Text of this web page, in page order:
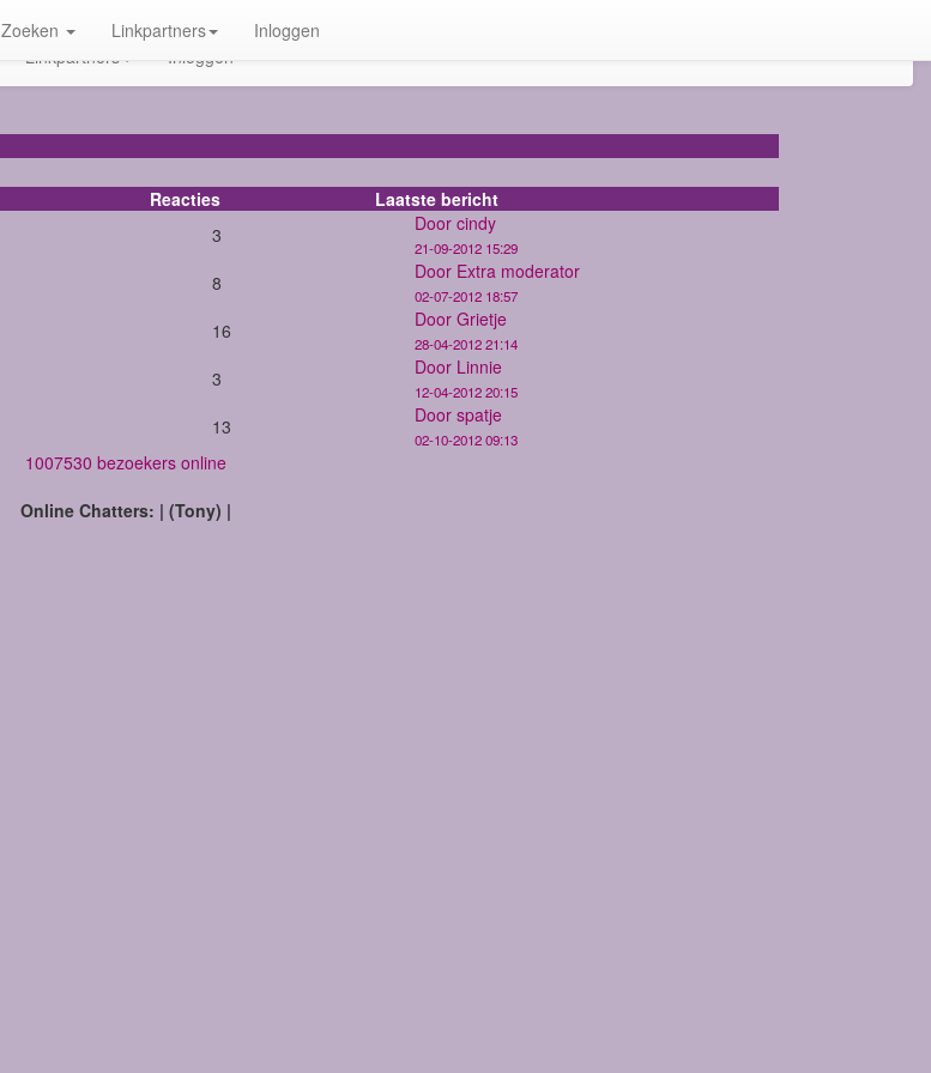
Linkpartners Inloggen
Zoeken Linkpartners Inloggen
Reacties
Laatste bericht
3 Door cindy
21-09-2012 15:29
8 Door Extra moderator
02-07-2012 18:57
16 Door Grietje
28-04-2012 21:14
3 Door Linnie
12-04-2012 20:15
13 Door spatje
02-10-2012 09:13
1007530 bezoekers online
Online Chatters: | (Tony) |